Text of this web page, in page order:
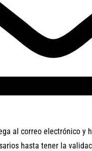
al correo electrónico y
hasta tener la